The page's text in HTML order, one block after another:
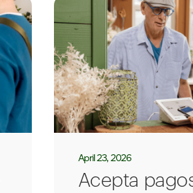
April 23, 2026
Acepta